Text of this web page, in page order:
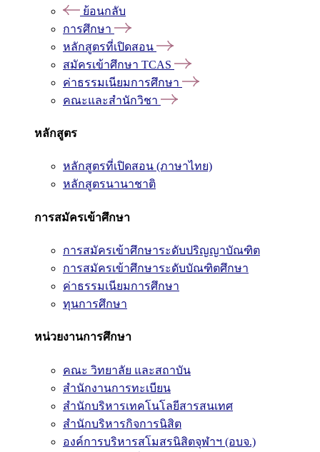
ย้อนกลับ
การศึกษา
หลักสูตรที่เปิดสอน
สมัครเข้าศึกษา TCAS
ค่าธรรมเนียมการศึกษา
คณะและสำนักวิชา
หลักสูตร
หลักสูตรที่เปิดสอน (ภาษาไทย)
หลักสูตรนานาชาติ
การสมัครเข้าศึกษา
การสมัครเข้าศึกษาระดับปริญญาบัณฑิต
การสมัครเข้าศึกษาระดับบัณฑิตศึกษา
ค่าธรรมเนียมการศึกษา
ทุนการศึกษา
หน่วยงานการศึกษา
คณะ วิทยาลัย และสถาบัน
สำนักงานการทะเบียน
สำนักบริหารเทคโนโลยีสารสนเทศ
สำนักบริหารกิจการนิสิต
องค์การบริหารสโมสรนิสิตจุฬาฯ (อบจ.)